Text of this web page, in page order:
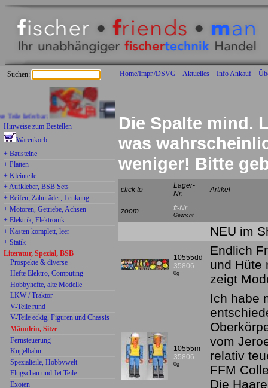
Home/Impr./DSVG Aktuelles Info Ankauf
Suchen:
lieferbar:
Hinweise zum Bestellen
Warenkorb
+ Bausteine
+ Platten
+ Kleinteile
+ Aufkleber, BSB Sets
+ Reifen, Zahnräder, Lenkung
+ Motoren, Getriebe, Achsen
+ Elektrik, Elektronik
+ Kasten komplett, leer
+ Statik
Literatur, Spezial, BSB
Prospekte & diverse
Hefte Elektro, Computing
Hobbyhefte, alte Modelle
LKW / Traktor
V-Teile rund
V-Teile eckig, Figuren und Chassis
Männlein, Sitze
Fernsteuerung
Kugelbahn
Spezialteile, Hobbywelt
Flugschau und Jet Teile
Exoten
Die Spalte mind.
was
weniger! Bitte
click to
Lager-
Nr.
Artikel
zoom ft-Nr.
Gewicht
NEU im
10555dd
35806
0g
Endlich
und Hüte
zeigt
10555m
35806
0g
Ich habe
vom
relativ
FFM
Die